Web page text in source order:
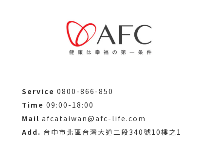
Service 0800-866-850
Time 09:00-18:00
Mail afcataiwan@afc-life.com
Add. 台中市北區台灣大道二段340號10樓之1